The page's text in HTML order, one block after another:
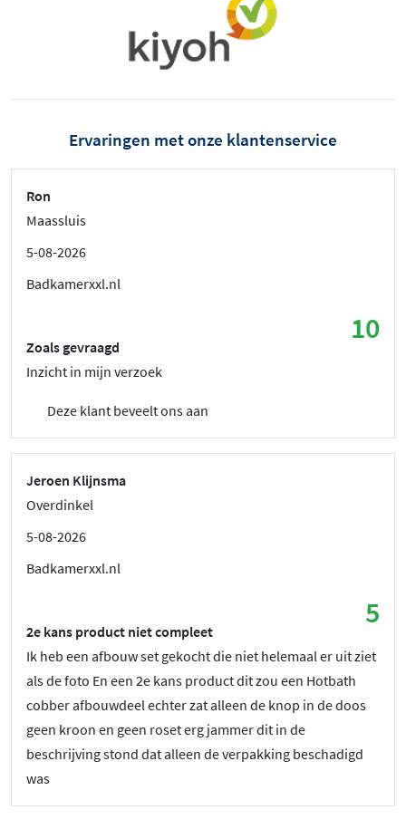
Ervaringen met onze klantenservice
Ron
Maassluis
5-08-2026
Badkamerxxl.nl
10
Zoals gevraagd
Inzicht in mijn verzoek
Deze klant beveelt ons aan
Jeroen Klijnsma
Overdinkel
5-08-2026
Badkamerxxl.nl
5
2e kans product niet compleet
Ik heb een afbouw set gekocht die niet helemaal er uit ziet
als de foto En een 2e kans product dit zou een Hotbath
cobber afbouwdeel echter zat alleen de knop in de doos
geen kroon en geen roset erg jammer dit in de
beschrijving stond dat alleen de verpakking beschadigd
was